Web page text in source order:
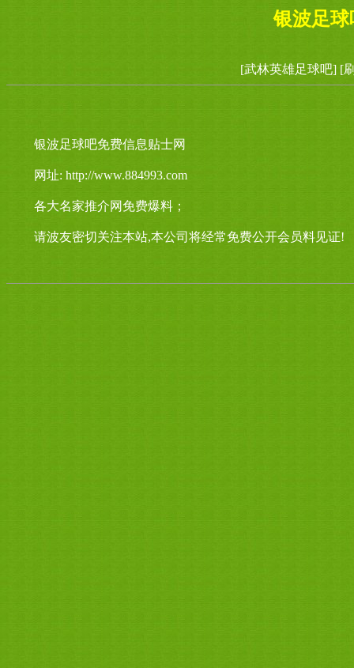
银波足
[武林英雄足球吧] [
银波足球吧免费信息贴士网
网址: http://www.884993.com
各大名家推介网免费爆料；
请波友密切关注本站,本公司将经常免费公开会员料见证!